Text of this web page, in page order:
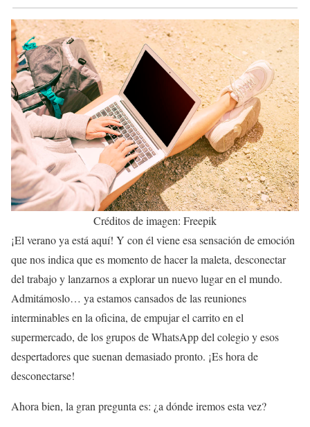
Créditos de imagen: Freepik
¡El verano ya está aquí! Y con él viene esa sensación de emoción
que nos indica que es momento de hacer la maleta, desconectar
del trabajo y lanzarnos a explorar un nuevo lugar en el mundo.
Admitámoslo… ya estamos cansados de las reuniones
interminables en la oficina, de empujar el carrito en el
supermercado, de los grupos de WhatsApp del colegio y esos
despertadores que suenan demasiado pronto. ¡Es hora de
desconectarse!
Ahora bien, la gran pregunta es: ¿a dónde iremos esta vez?